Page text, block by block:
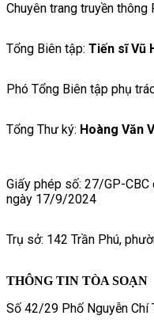
Chuyên trang truyền
Tổng Biên tập: Tiến sĩ Vũ
Phó Tổng Biên tập phụ
Tổng Thư ký: Hoàng Văn
Giấy phép số: 27/GP-
ngày 17/9/2024
Trụ sở: 142 Trần Phú,
THÔNG TIN TÒA SOẠN
Số 42/29 Phố Nguyễn Chí